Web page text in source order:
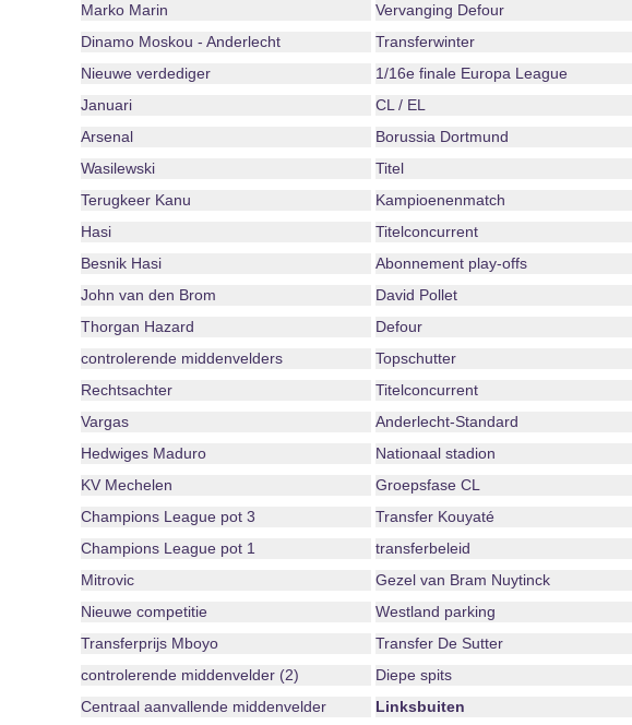
Marko Marin
Vervanging Defour
Dinamo Moskou - Anderlecht
Transferwinter
Nieuwe verdediger
1/16e finale Europa League
Januari
CL / EL
Arsenal
Borussia Dortmund
Wasilewski
Titel
Terugkeer Kanu
Kampioenenmatch
Hasi
Titelconcurrent
Besnik Hasi
Abonnement play-offs
John van den Brom
David Pollet
Thorgan Hazard
Defour
controlerende middenvelders
Topschutter
Rechtsachter
Titelconcurrent
Vargas
Anderlecht-Standard
Hedwiges Maduro
Nationaal stadion
KV Mechelen
Groepsfase CL
Champions League pot 3
Transfer Kouyaté
Champions League pot 1
transferbeleid
Mitrovic
Gezel van Bram Nuytinck
Nieuwe competitie
Westland parking
Transferprijs Mboyo
Transfer De Sutter
controlerende middenvelder (2)
Diepe spits
Centraal aanvallende middenvelder
Linksbuiten